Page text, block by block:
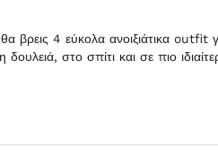
βρεις 4 εύκολα ανοιξιάτικα
στο σπίτι και σε πιο